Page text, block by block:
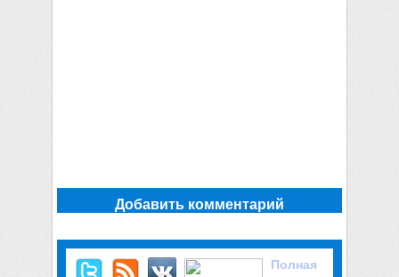
Добавить комментарий
Полная